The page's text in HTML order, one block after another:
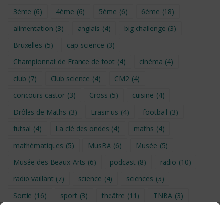
3ème (6) 4ème (6) 5ème (6) 6ème (18)
alimentation (3) anglais (4) big challenge (3)
Bruxelles (5) cap-science (3)
Championnat de France de foot (4) cinéma (4)
club (7) Club science (4) CM2 (4)
concours castor (3) Cross (5) cuisine (4)
Drôles de Maths (3) Erasmus (4) football (3)
futsal (4) La clé des ondes (4) maths (4)
mathématiques (5) MusBA (6) Musée (5)
Musée des Beaux-Arts (6) podcast (8) radio (10)
radio vaillant (7) science (4) sciences (3)
Sortie (16) sport (3) théâtre (11) TNBA (3)